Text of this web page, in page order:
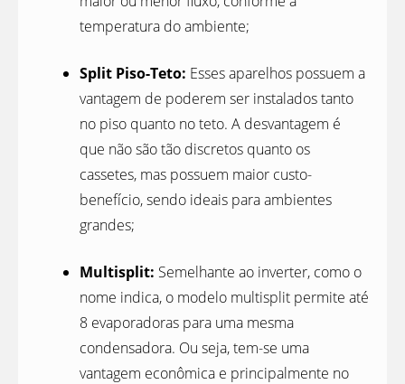
temperatura do ambiente;
Split Piso-Teto: Esses aparelhos possuem a
vantagem de poderem ser instalados tanto
no piso quanto no teto. A desvantagem é
que não são tão discretos quanto os
cassetes, mas possuem maior custo-
benefício, sendo ideais para ambientes
grandes;
Multisplit: Semelhante ao inverter, como o
nome indica, o modelo multisplit permite até
8 evaporadoras para uma mesma
condensadora. Ou seja, tem-se uma
vantagem econômica e principalmente no